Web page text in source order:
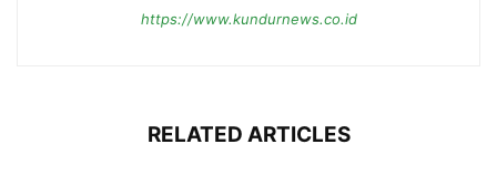
https://www.kundurnews.co.id
RELATED ARTICLES